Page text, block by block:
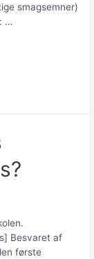
smagsemner)
…
Besvaret af
første